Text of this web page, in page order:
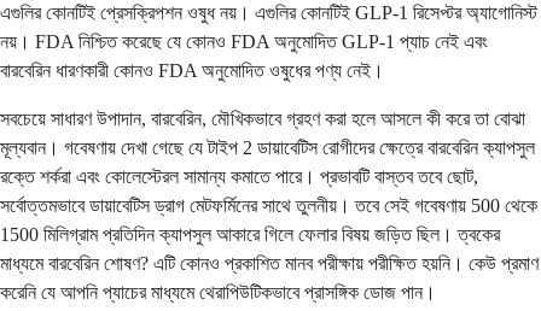
এগুলির কোনটিই প্রেসক্রিপশন ওষুধ নয়। এগুলির কোনটিই GLP-1 রিসেপ্টর অ্যাগোনিস্ট
নয়। FDA নিশ্চিত করেছে যে কোনও FDA অনুমোদিত GLP-1 প্যাচ নেই এবং
বারবেরিন ধারণকারী কোনও FDA অনুমোদিত ওষুধের পণ্য নেই।
সবচেয়ে সাধারণ উপাদান, বারবেরিন, মৌখিকভাবে গ্রহণ করা হলে আসলে কী করে তা বোঝা
মূল্যবান। গবেষণায় দেখা গেছে যে টাইপ 2 ডায়াবেটিস রোগীদের ক্ষেত্রে বারবেরিন ক্যাপসুল
রক্তে শর্করা এবং কোলেস্টেরল সামান্য কমাতে পারে। প্রভাবটি বাস্তব তবে ছোট,
সর্বোত্তমভাবে ডায়াবেটিস ড্রাগ মেটফর্মিনের সাথে তুলনীয়। তবে সেই গবেষণায় 500 থেকে
1500 মিলিগ্রাম প্রতিদিন ক্যাপসুল আকারে গিলে ফেলার বিষয় জড়িত ছিল। ত্বকের
মাধ্যমে বারবেরিন শোষণ? এটি কোনও প্রকাশিত মানব পরীক্ষায় পরীক্ষিত হয়নি। কেউ প্রমাণ
করেনি যে আপনি প্যাচের মাধ্যমে থেরাপিউটিকভাবে প্রাসঙ্গিক ডোজ পান।